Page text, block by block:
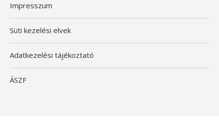
Impresszum
Süti kezelési elvek
Adatkezelési tájékoztató
ÁSZF